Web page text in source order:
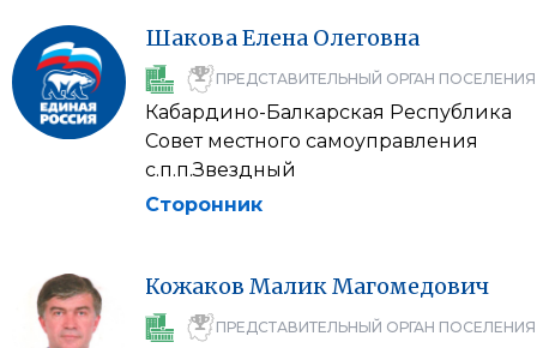
ШаковаЕлена Олеговна
ПРЕДСТАВИТЕЛЬНЫЙ ОРГАН ПОСЕЛЕНИЯ
Кабардино-Балкарская Республика
Совет местного самоуправления
с.п.п.Звездный
Сторонник
Кожаков МаликМагомедович
ПРЕДСТАВИТЕЛЬНЫЙ ОРГАН ПОСЕЛЕНИЯ